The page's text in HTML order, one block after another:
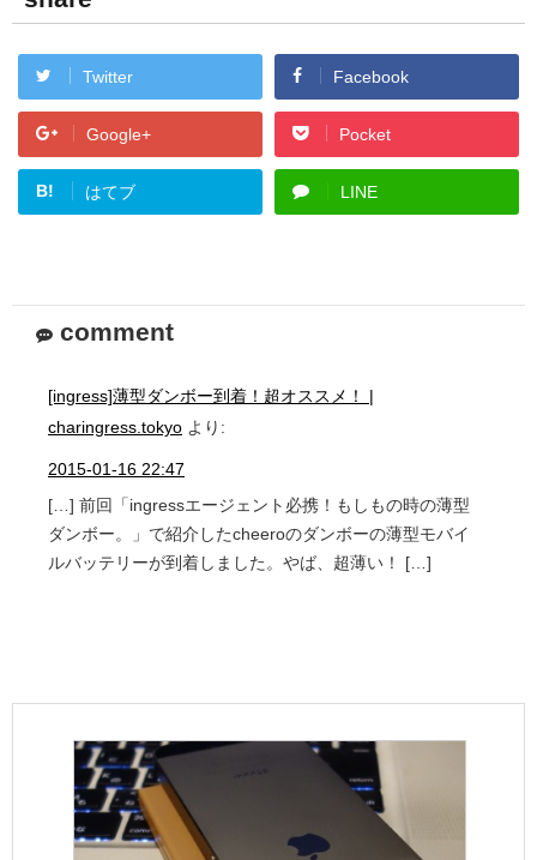
Twitter Facebook
Google+ Pocket
B! はてブ LINE
comment
[ingress]薄型ダンボー到着！超オススメ！ |
charingress.tokyo より:
2015-01-16 22:47
[…] 前回「ingressエージェント必携！もしもの時の薄型
ダンボー。」で紹介したcheeroのダンボーの薄型モバイ
ルバッテリーが到着しました。やば、超薄い！ […]